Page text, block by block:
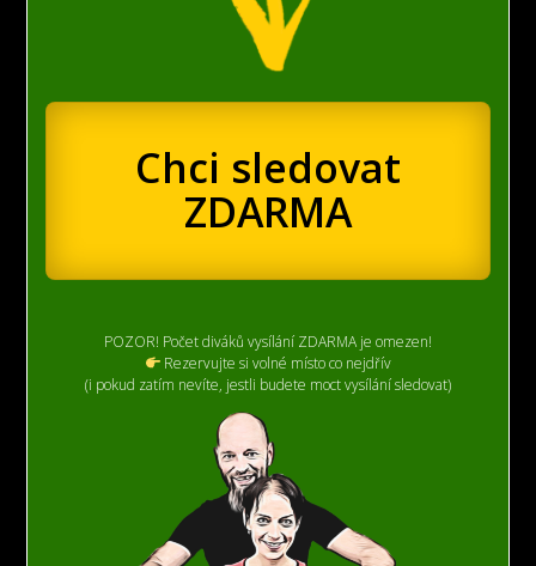
Chci sledovat
ZDARMA
POZOR! Počet diváků vysílání ZDARMA je omezen!
Rezervujte si volné místo co nejdřív
(i pokud zatím nevíte, jestli budete moct vysílání sledovat)